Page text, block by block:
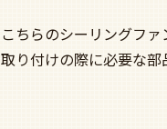
こちらのシーリングファ
取り付けの際に必要な部